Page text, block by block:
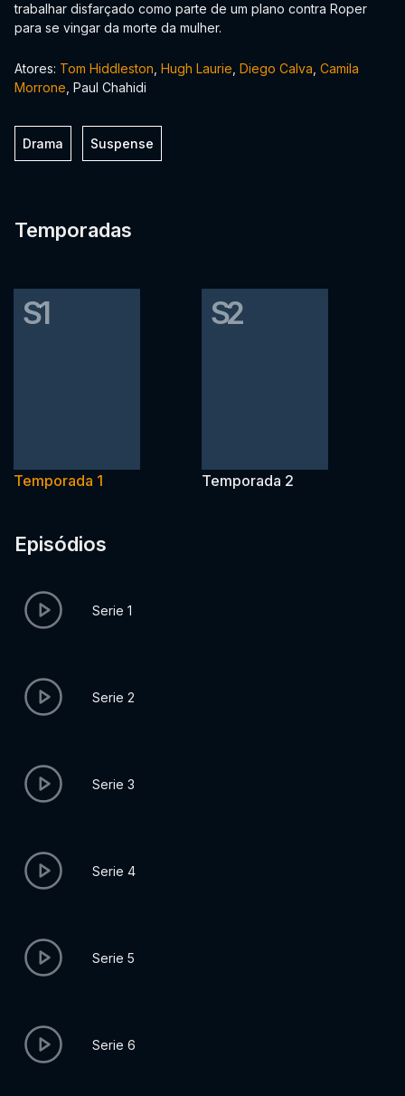
trabalhar disfarçado como parte de um plano contra Roper
para se vingar da morte da mulher.
Atores: Tom Hiddleston Hugh Laurie Diego Calva Camila
Morrone , Paul Chahidi
Drama Suspense
Temporadas
S1
Temporada 1
S2
Temporada 2
Episódios
Serie 1
Serie 2
Serie 3
Serie 4
Serie 5
Serie 6